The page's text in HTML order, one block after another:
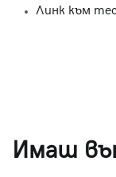
Линк към
Имаш